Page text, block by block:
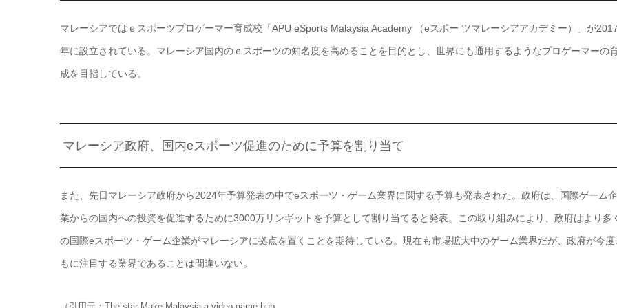
マレーシアではｅスポーツプロゲーマー育成校「APU eSports Malaysia Academy （eスポー ツマレーシアアカデミー）」が2017
年に設立されている。マレーシア国内のｅスポーツの知名度を高めることを目的とし、世界にも通用するようなプロゲーマーの
成を目指している。
マレーシア政府、国内eスポーツ促進のために予算を割り当て
また、先日マレーシア政府から2024年予算発表の中でeスポーツ・ゲーム業界に関する予算も発表された。政府は、国際ゲーム企
業からの国内への投資を促進するために3000万リンギットを予算として割り当てると発表。この取り組みにより、政府はより多
の国際eスポーツ・ゲーム企業がマレーシアに拠点を置くことを期待している。現在も市場拡大中のゲーム業界だが、政府が今度
もに注目する業界であることは間違いない。